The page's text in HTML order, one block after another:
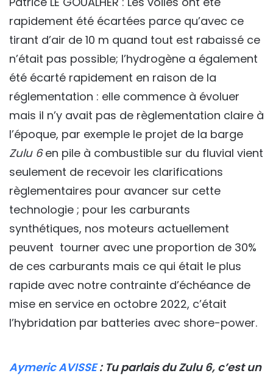
rapidement été écartées parce qu’avec ce
tirant d’air de 10 m quand tout est rabaissé ce
n’était pas possible; l’hydrogène a également
été écarté rapidement en raison de la
réglementation : elle commence à évoluer
mais il n’y avait pas de règlementation claire à
l’époque, par exemple le projet de la barge
Zulu 6en pile à combustible sur du fluvial vient
seulement de recevoir les clarifications
règlementaires pour avancer sur cette
technologie ; pour les carburants
synthétiques, nos moteurs actuellement
peuvent tourner avec une proportion de 30%
de ces carburants mais ce qui était le plus
rapide avec notre contrainte d’échéance de
mise en service en octobre 2022, c’était
l’hybridation par batteries avec shore-power.
Aymeric AVISSE: Tu parlais du Zulu 6, c’est un